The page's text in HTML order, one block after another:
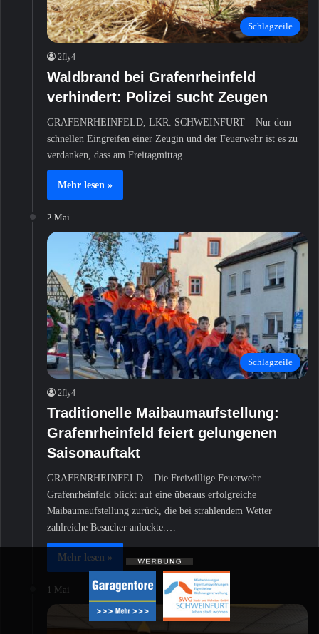
Schlagzeile
2fly4
Waldbrand bei Grafenrheinfeld
verhindert: Polizei sucht Zeugen
GRAFENRHEINFELD, LKR. SCHWEINFURT – Nur dem
schnellen Eingreifen einer Zeugin und der Feuerwehr ist es zu
verdanken, dass am Freitagmittag…
Mehr lesen »
2 Mai
Schlagzeile
2fly4
Traditionelle Maibaumaufstellung:
Grafenrheinfeld feiert gelungenen
Saisonauftakt
GRAFENRHEINFELD – Die Freiwillige Feuerwehr
Grafenrheinfeld blickt auf eine überaus erfolgreiche
Maibaumaufstellung zurück, die bei strahlendem Wetter
zahlreiche Besucher anlockte.…
Mehr lesen »
1 Mai